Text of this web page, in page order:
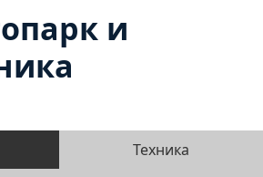
и
Техника